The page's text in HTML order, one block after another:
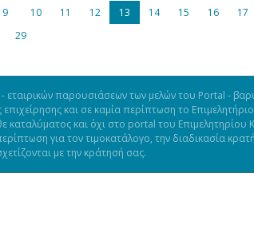
9 10 11 12 13 14 15 16 17
29
παρουσιάσεων των μελών του Portal -
και σε καμία περίπτωση το
καταλύματος και όχι στο portal του Επιμελητηρίου
για τον τιμοκατάλογο, την διαδικασία
με την κράτησή σας.